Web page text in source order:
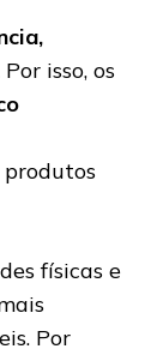
Por isso, os
físicas e
Por